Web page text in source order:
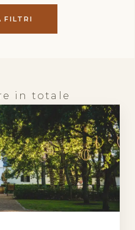
FILTRI
in totale